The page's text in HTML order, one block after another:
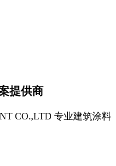
提供商
CO.,LTD 专业建筑涂料